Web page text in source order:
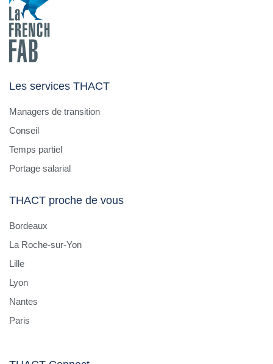
Les services THACT
Managers de transition
Conseil
Temps partiel
Portage salarial
THACT proche de vous
Bordeaux
La Roche-sur-Yon
Lille
Lyon
Nantes
Paris